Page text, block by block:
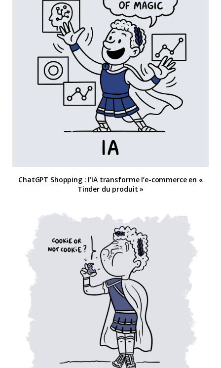
ChatGPT Shopping : l’IA transforme l’e-commerce en «
Tinder du produit »